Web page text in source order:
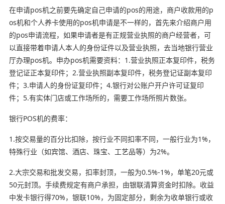
在申请pos机之前要先确定自己申请的pos的用途，商户收款用的p
os机和个人养卡使用的pos机申请是不一样的，首先来介绍商户用
的pos申请流程，如果申请者是有正规营业执照的商户经营者，可
以直接带着申请人本人的身份证件以及营业执照，去当地银行营业
厅办理pos机。申办pos机需要资料：1.营业执照正本复印件，税务
登记证正本复印件；2.营业执照副本复印件，税务登记证副本复印
件；3.申请人的身份证复印件；4.银行对公账户开户许可证复印
件；5.有实体门店或工作场所的，需要工作场所照片数张。
银行POS机的费率：
1.按交易量的百分比扣除，按行业不同扣率不同，一般行业为1%，
特殊行业（如宾馆、酒店、珠宝、工艺品等）为2%。
2.大宗交易和批发交易，扣率封顶，一般为0.5%-1%，单笔20元或
50元封顶。手续费规定有商户承担，由银联清算资金时扣除。收益
中发卡银行得70%，银联10%，为固定部分，剩余为收单银行或收